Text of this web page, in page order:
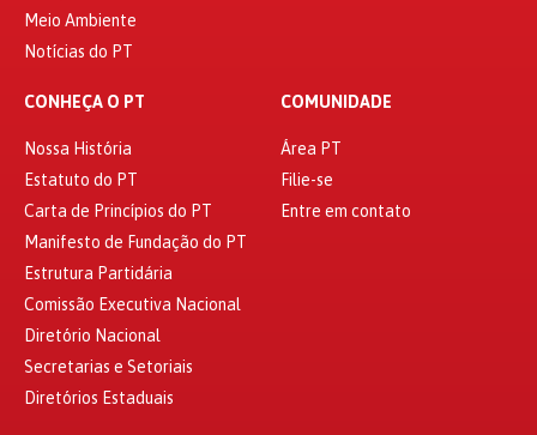
Meio Ambiente
Notícias do PT
CONHEÇA O PT
Nossa História
Estatuto do PT
Carta de Princípios do PT
Manifesto de Fundação do PT
Estrutura Partidária
Comissão Executiva Nacional
Diretório Nacional
Secretarias e Setoriais
Diretórios Estaduais
COMUNIDADE
Área PT
Filie-se
Entre em contato